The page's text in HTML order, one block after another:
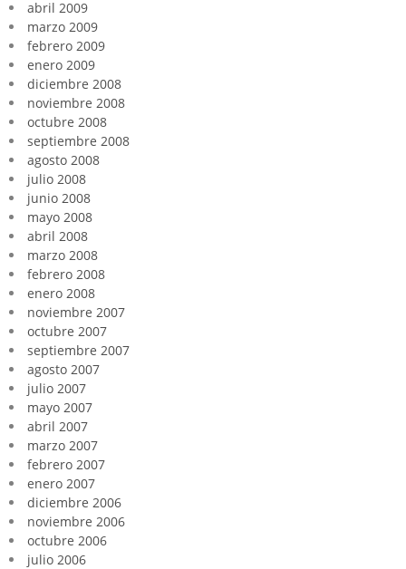
abril 2009
marzo 2009
febrero 2009
enero 2009
diciembre 2008
noviembre 2008
octubre 2008
septiembre 2008
agosto 2008
julio 2008
junio 2008
mayo 2008
abril 2008
marzo 2008
febrero 2008
enero 2008
noviembre 2007
octubre 2007
septiembre 2007
agosto 2007
julio 2007
mayo 2007
abril 2007
marzo 2007
febrero 2007
enero 2007
diciembre 2006
noviembre 2006
octubre 2006
julio 2006